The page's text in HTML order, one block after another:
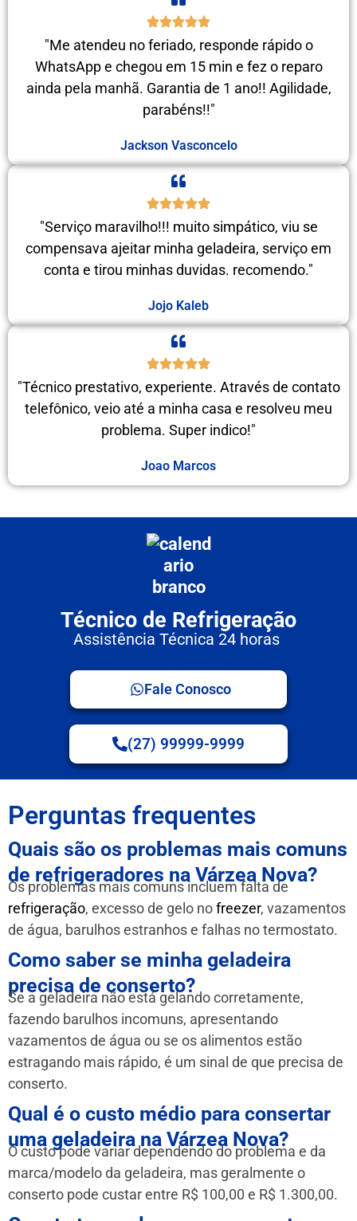
"Me atendeu no feriado, responde rápido o
WhatsApp e chegou em 15 min e fez o reparo
ainda pela manhã. Garantia de 1 ano!! Agilidade,
parabéns!!"
Jackson Vasconcelo
"Serviço maravilho!!! muito simpático, viu se
compensava ajeitar minha geladeira, serviço em
conta e tirou minhas duvidas. recomendo."
Jojo Kaleb
"Técnico prestativo, experiente. Através de contato
telefônico, veio até a minha casa e resolveu meu
problema. Super indico!"
Joao Marcos
Técnico de Refrigeração
Assistência Técnica 24 horas
Fale Conosco
(27) 99999-9999
Perguntas frequentes
Quais são os problemas mais comuns
de refrigeradores na Várzea Nova?
Os problemas mais comuns incluem falta de
refrigeração, excesso de gelo nofreezer, vazamentos
de água, barulhos estranhos e falhas no termostato.
Como saber se minha geladeira
precisa de conserto?
Se a geladeira não está gelando corretamente,
fazendo barulhos incomuns, apresentando
vazamentos de água ou se os alimentos estão
estragando mais rápido, é um sinal de que precisa de
conserto.
Qual é o custo médio para consertar
uma geladeira na Várzea Nova?
O custo pode variar dependendo do problema e da
marca/modelo da geladeira, mas geralmente o
conserto pode custar entre R$ 100,00 e R$ 1.300,00.